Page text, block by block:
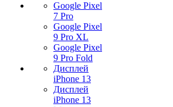
Google Pixel
7 Pro
Google Pixel
9 Pro XL
Google Pixel
9 Pro Fold
Дисплей
iPhone 13
Дисплей
iPhone 13